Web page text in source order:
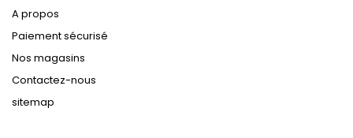
A propos
Paiement sécurisé
Nos magasins
Contactez-nous
sitemap